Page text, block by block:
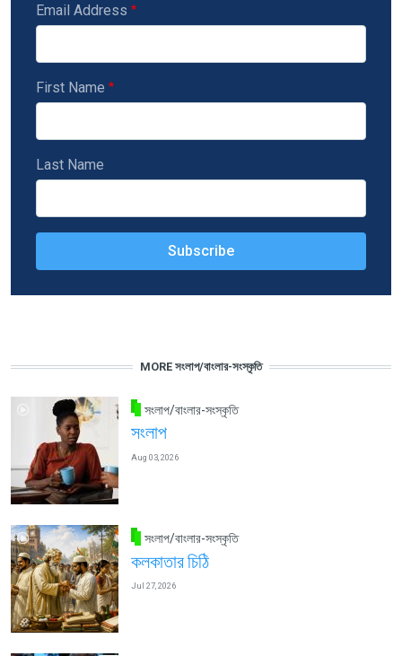
Email Address
First Name
Last Name
MORE সংলাপ/বাংলার-সংস্কৃতি
সংলাপ/বাংলার-সংস্কৃতি
সংলাপ
Aug 03, 2026
সংলাপ/বাংলার-সংস্কৃতি
কলকাতার চিঠি
Jul 27, 2026